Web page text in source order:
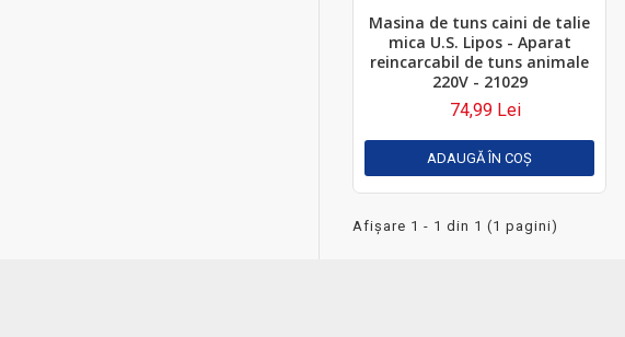
Masina de tuns caini de talie
mica U.S. Lipos - Aparat
reincarcabil de tuns animale
220V - 21029
74,99 Lei
ADAUGĂ ÎN COŞ
Afişare 1 - 1 din 1 (1 pagini)